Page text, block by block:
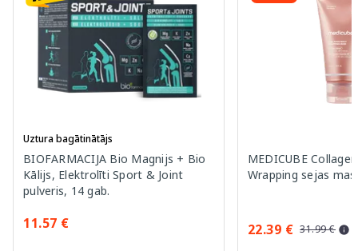
Uztura bagātinātājs
BIOFARMACIJA Bio Magnijs + Bio
Kālijs, Elektrolīti Sport & Joint
pulveris, 14 gab.
11.57 €
MEDICUBE
Wrapping sejas
22.39 € 31.99 €